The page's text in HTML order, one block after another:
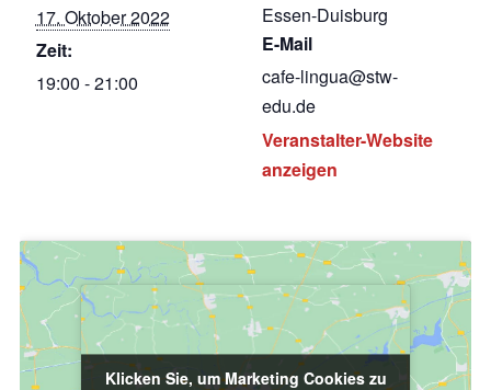
17. Oktober 2022
Zeit:
19:00 - 21:00
Essen-Duisburg
E-Mail
cafe-lingua@stw-
edu.de
Veranstalter-Website
anzeigen
Klicken Sie, um Marketing Cookies zu
Klicken Sie, um Marketing Cookies zu